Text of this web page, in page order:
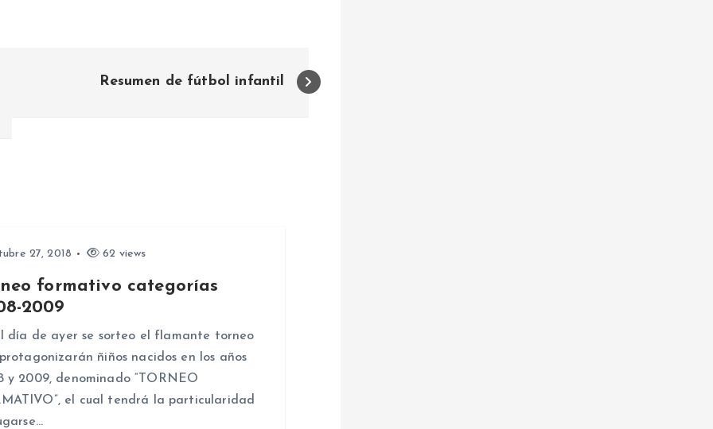
Resumen de fútbol infantil
27, 2018 62 views
formativo categorías
2009
día de ayer se sorteo el flamante torneo
ñiños nacidos en los años
y 2009, denominado “TORNEO
el cual tendrá la particularidad